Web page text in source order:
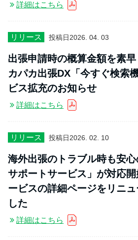
詳細はこちら
リリース 投稿日2026. 04. 03
出張申請時の概算金額を素
カパカ出張DX「今すぐ検索
ビス拡充のお知らせ
詳細はこちら
リリース 投稿日2026. 02. 10
海外出張のトラブル時も安
サポートサービス」が対応
ービスの詳細ページをリニ
した
詳細はこちら